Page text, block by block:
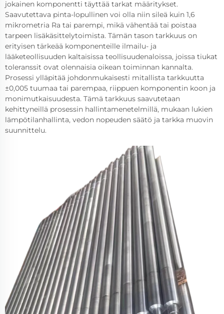
jokainen komponentti täyttää tarkat määritykset.
Saavutettava pinta-lopullinen voi olla niin sileä kuin 1,6
mikrometria Ra tai parempi, mikä vähentää tai poistaa
tarpeen lisäkäsittelytoimista. Tämän tason tarkkuus on
erityisen tärkeää komponenteille ilmailu- ja
lääketeollisuuden kaltaisissa teollisuudenaloissa, joissa tiukat
toleranssit ovat olennaisia oikean toiminnan kannalta.
Prosessi ylläpitää johdonmukaisesti mitallista tarkkuutta
±0,005 tuumaa tai parempaa, riippuen komponentin koon ja
monimutkaisuudesta. Tämä tarkkuus saavutetaan
kehittyneillä prosessin hallintamenetelmillä, mukaan lukien
lämpötilanhallinta, vedon nopeuden säätö ja tarkka muovin
suunnittelu.